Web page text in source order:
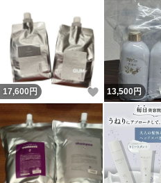
17,600 円 いいね！
13,500円